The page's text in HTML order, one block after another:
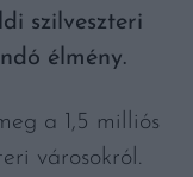
szilveszteri
élmény.
a 1,5 milliós
városokról.